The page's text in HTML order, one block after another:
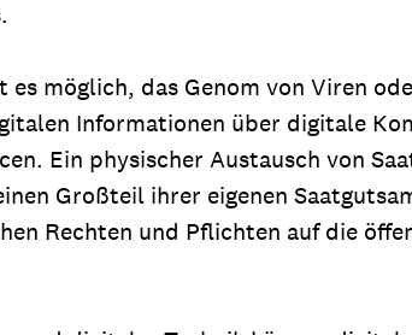
möglich, das Genom von Viren
Informationen über digitale
Ein physischer Austausch von
Großteil ihrer eigenen
Rechten und Pflichten auf die